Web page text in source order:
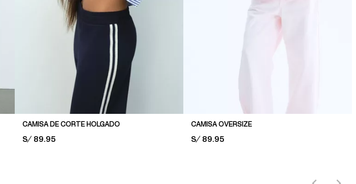
CAMISA DE CORTE HOLGADO
PRICE:
S/ 89.95
CAMISA OVERSIZE
PRICE:
S/ 89.95